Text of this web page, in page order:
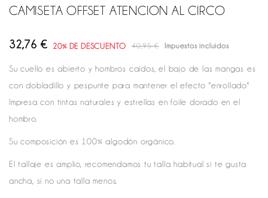
CAMISETA OFFSET ATENCION AL CIRCO
32,76 € 20% DE DESCUENTO 40,95 € Impuestos incluidos
Su cuello es abierto y hombros caídos, el bajo de las mangas es
con dobladillo y pespunte para mantener el efecto "enrollado"
Impresa con tintas naturales y estrellas en foile dorado en el
hombro.
Su composición es 100% algodón orgánico.
El tallaje es amplio, recomendamos tu talla habitual si te gusta
ancha, si no una talla menos.